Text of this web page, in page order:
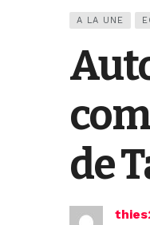
A LA UNE
de